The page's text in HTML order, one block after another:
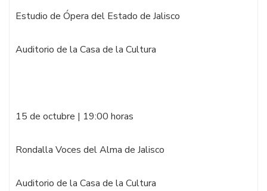
Estudio de Ópera del Estado de Jalisco
Auditorio de la Casa de la Cultura
15 de octubre | 19:00 horas
Rondalla Voces del Alma de Jalisco
Auditorio de la Casa de la Cultura